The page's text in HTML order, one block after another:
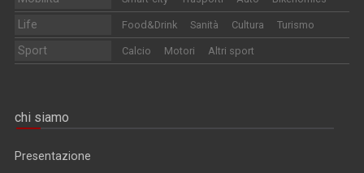
Life Food&Drink Sanità Cultura Turismo
Sport Calcio Motori Altri sport
chi siamo
Presentazione